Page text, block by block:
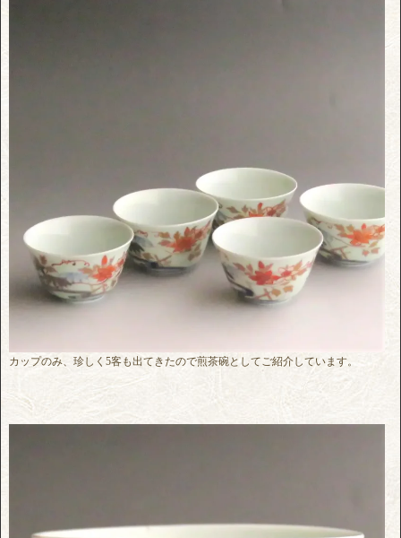
カップのみ、珍しく5客も出てきたので煎茶碗としてご紹介しています。